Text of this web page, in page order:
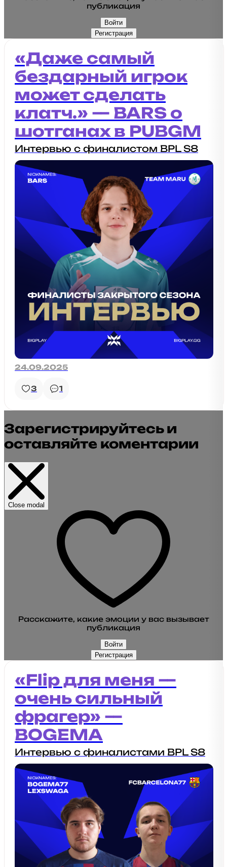
публикация
Войти
Регистрация
«Даже самый
бездарный игрок
может сделать
клатч.» — BARS о
шотганах в PUBGM
Интервью с финалистом BPL S8
24.09.2025
3 1
Зарегистрируйтесь и
оставляйте коментарии
Close modal
Расскажите, какие эмоции у вас вызывает
публикация
Войти
Регистрация
«Flip для меня —
очень сильный
фрагер» —
BOGEMA
Интервью с финалистами BPL S8